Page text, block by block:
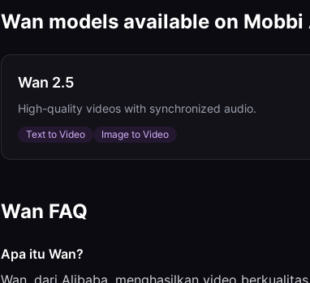
Wan models available on Mobbi
Wan 2.5
High-quality videos with synchronized audio.
Text to Video Image to Video
Wan FAQ
Apa itu Wan?
Wan, dari Alibaba, menghasilkan video